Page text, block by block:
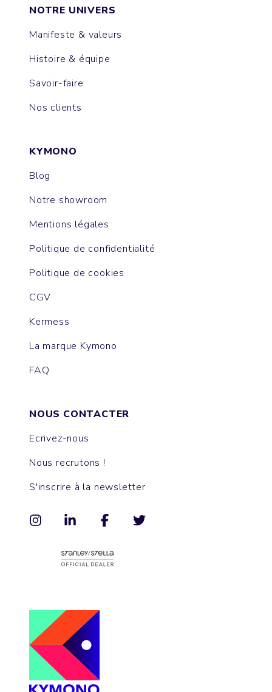
NOTRE UNIVERS
Manifeste & valeurs
Histoire & équipe
Savoir-faire
Nos clients
KYMONO
Blog
Notre showroom
Mentions légales
Politique de confidentialité
Politique de cookies
CGV
Kermess
La marque Kymono
FAQ
NOUS CONTACTER
Ecrivez-nous
Nous recrutons !
S'inscrire à la newsletter